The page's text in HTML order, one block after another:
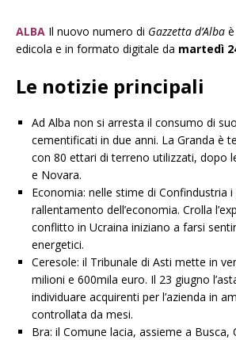
ALBA Il nuovo numero di Gazzetta d’Alba
edicola e in formato digitale da martedì
Le notizie principali
Ad Alba non si arresta il consumo di
cementificati in due anni. La Granda è
con 80 ettari di terreno utilizzati, dopo
e Novara.
Economia: nelle stime di Confindustria
rallentamento dell’economia. Crolla
conflitto in Ucraina iniziano a farsi
energetici.
Ceresole: il Tribunale di Asti mette in
milioni e 600mila euro. Il 23 giugno
individuare acquirenti per l’azienda in
controllata da mesi.
Bra: il Comune lacia, assieme a Busca,